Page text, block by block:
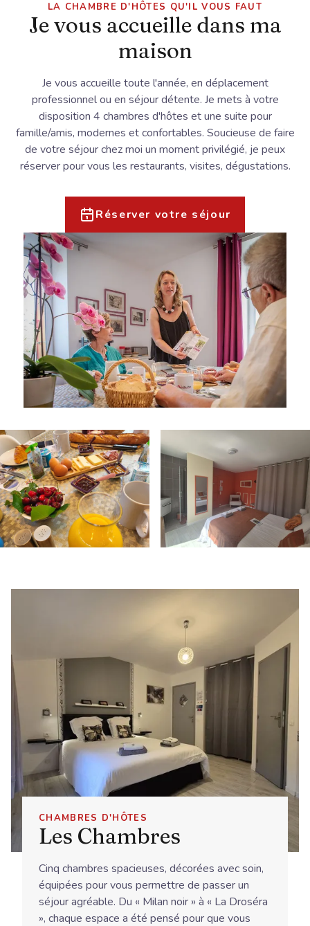
LA CHAMBRE D'HÔTES QU'IL VOUS FAUT
Je vous accueille dans ma
maison
Je vous accueille toute l'année, en déplacement
professionnel ou en séjour détente. Je mets à votre
disposition 4 chambres d'hôtes et une suite pour
famille/amis, modernes et confortables. Soucieuse de faire
de votre séjour chez moi un moment privilégié, je peux
réserver pour vous les restaurants, visites, dégustations.
Réserver votre séjour
CHAMBRES D'HÔTES
Les Chambres
Cinq chambres spacieuses, décorées avec soin,
équipées pour vous permettre de passer un
séjour agréable. Du « Milan noir » à « La Droséra
», chaque espace a été pensé pour que vous